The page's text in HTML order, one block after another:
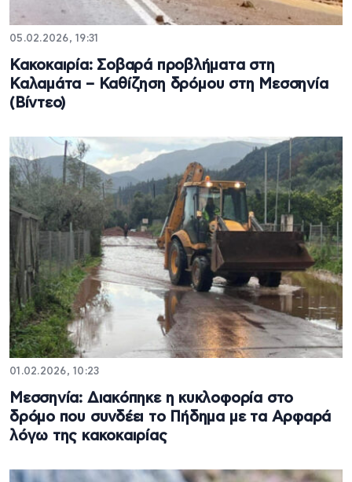
05.02.2026, 19:31
Κακοκαιρία: Σοβαρά προβλήματα στη
Καλαμάτα – Καθίζηση δρόμου στη Μεσσηνία
(Βίντεο)
01.02.2026, 10:23
Μεσσηνία: Διακόπηκε η κυκλοφορία στο
δρόμο που συνδέει το Πήδημα με τα Αρφαρά
λόγω της κακοκαιρίας